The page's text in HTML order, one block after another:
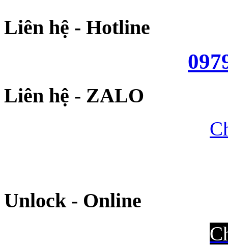
Liên hệ - Hotline
Liên hệ - ZALO
Unlock - Online